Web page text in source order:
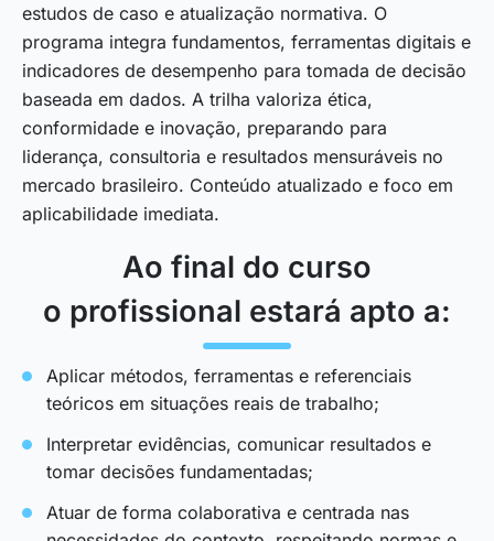
estudos de caso e atualização normativa. O
programa integra fundamentos, ferramentas digitais e
indicadores de desempenho para tomada de decisão
baseada em dados. A trilha valoriza ética,
conformidade e inovação, preparando para
liderança, consultoria e resultados mensuráveis no
mercado brasileiro. Conteúdo atualizado e foco em
aplicabilidade imediata.
Ao final do curso
o profissional estará apto a:
Aplicar métodos, ferramentas e referenciais
teóricos em situações reais de trabalho;
Interpretar evidências, comunicar resultados e
tomar decisões fundamentadas;
Atuar de forma colaborativa e centrada nas